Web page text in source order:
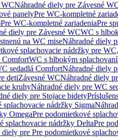
WCNáhradné diely pre Závesné
panelyPre WC-kompletné
Pre WC-kompletné zariadeniaPre
diely pre Závesné WCWC s
na WC miseNáhradné diely
splachovacie nádržky pre
ComfortWC s hlbokým
sedadlá ComfortNáhradné diely
detiZávesné WCNáhradné diely
kruhyNáhradné diely pre WC
diely pre Stojace bidety
splachovacie nádržky Sigma
OmegaPre podomietkové
splachovacie nádržky DeltaPre
diely pre Pre podomietkové